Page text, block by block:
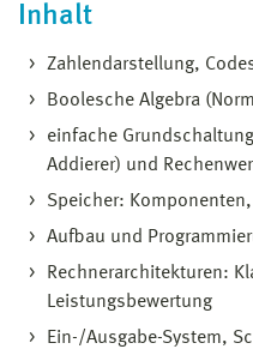
Inhalt
Zahlendarstellung,
Boolesche Algebra
einfache
Addierer) und
Speicher:
Aufbau und
Rechnerarchitekturen:
Leistungsbewertung
Ein-/Ausgabe-System,